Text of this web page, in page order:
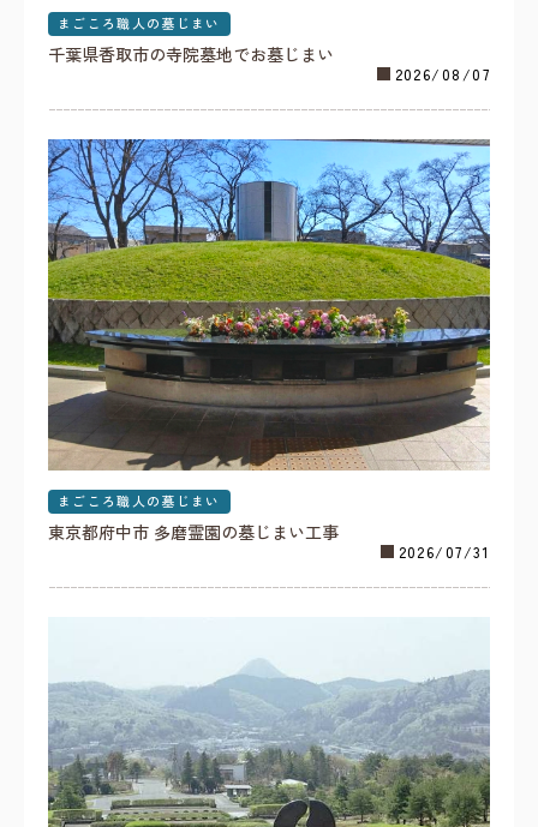
まごころ職人の墓じまい
2026/08/07
千葉県香取市の寺院墓地でお墓じまい
まごころ職人の墓じまい
2026/07/31
東京都府中市 多磨霊園の墓じまい工事